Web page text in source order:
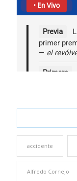
accidente
Alfredo Cornejo